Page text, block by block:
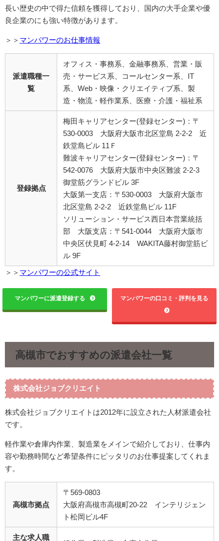
長い歴史の中で得た信頼を獲得しており、国内の大手企業や優
良企業のにも強い特徴があります。
＞＞ マンパワーのお仕事情報
派遣職種一
覧
オフィス・事務系、金融事務系、営業・販
売・サービス系、コールセンター系、IT
系、Web・映像・クリエイティブ系、製
造・物流・軽作業系、医療・介護・福祉系
登録拠点
梅田キャリアセンター(登録センター)：〒
530-0003 大阪府大阪市北区堂島 2-2-2 近
鉄堂島ビル 11Ｆ
難波キャリアセンター(登録センター)：〒
542-0076 大阪府大阪市中央区難波 2-2-3
御堂筋グランドビル 3F
大阪第一支店：〒530-0003 大阪府大阪市
北区堂島 2-2-2 近鉄堂島ビル 11F
ソリューション・サービス西日本営業統括
部 大阪支店：〒541-0044 大阪府大阪市
中央区伏見町 4-2-14 WAKITA藤村御堂筋ビ
ル 9F
＞＞ マンパワーの公式サイト
マンパワーに派遣登録する マンパワーの口コミ・評判を見る
高槻市でおすすめの派遣会社一覧
株式会社ジョブクリエイト
株式会社ジョブクリエイトは2012年に設立された人材派遣会社
です。
軽作業や倉庫内作業、製造業をメインで紹介しており、仕事内
容や勤務時間など希望条件にピッタリのお仕事提案してくれま
す。
高槻市拠点
〒569-0803
大阪府高槻市高槻町20-22 インテリジェン
ト松岡ビル4F
主な求人職